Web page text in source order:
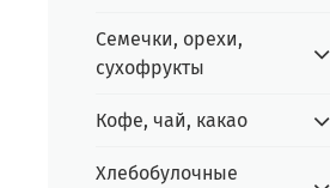
Семечки, орехи,
сухофрукты
Кофе, чай, какао
Хлебобулочные